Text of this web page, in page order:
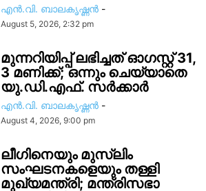
എൻ.വി. ബാലകൃഷ്ണൻ -
August 5, 2026, 2:32 pm
മുന്നറിയിപ്പ് ലഭിച്ചത് ഓഗസ്റ്റ് 31,
3 മണിക്ക്; ഒന്നും ചെയ്യാതെ
യു.ഡി.എഫ്. സർക്കാര്‍
എൻ.വി. ബാലകൃഷ്ണൻ -
August 4, 2026, 9:00 pm
ലീഗിനെയും മുസ്ലിം
സംഘടനകളെയും തള്ളി
മുഖ്യമന്ത്രി; മന്ത്രിസഭാ